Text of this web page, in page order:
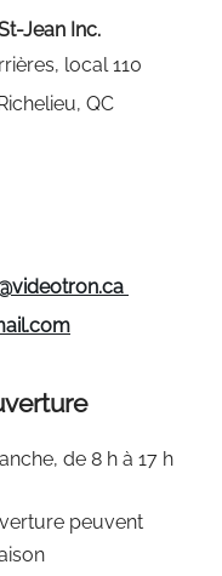
Jean Inc.
local 110
QC
de 8 h à 17 h
peuvent